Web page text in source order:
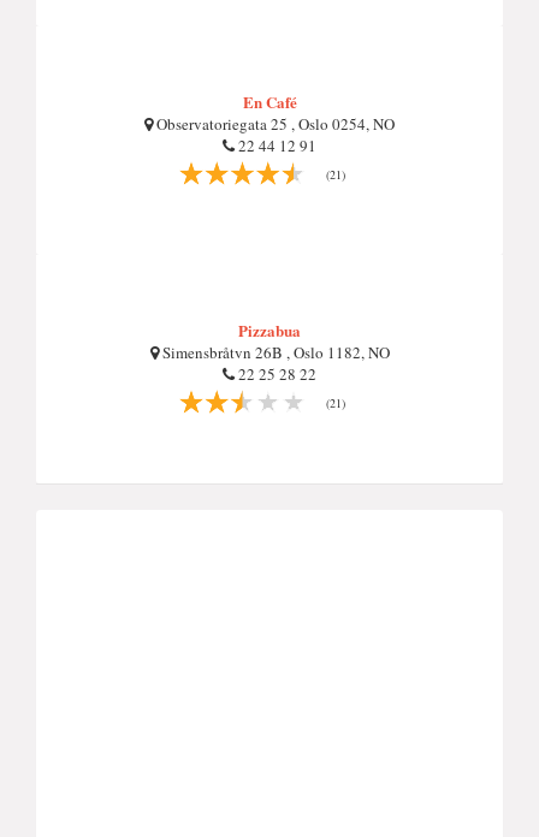
En Café
Observatoriegata 25 , Oslo 0254, NO
22 44 12 91
(21)
Pizzabua
Simensbråtvn 26B , Oslo 1182, NO
22 25 28 22
(21)